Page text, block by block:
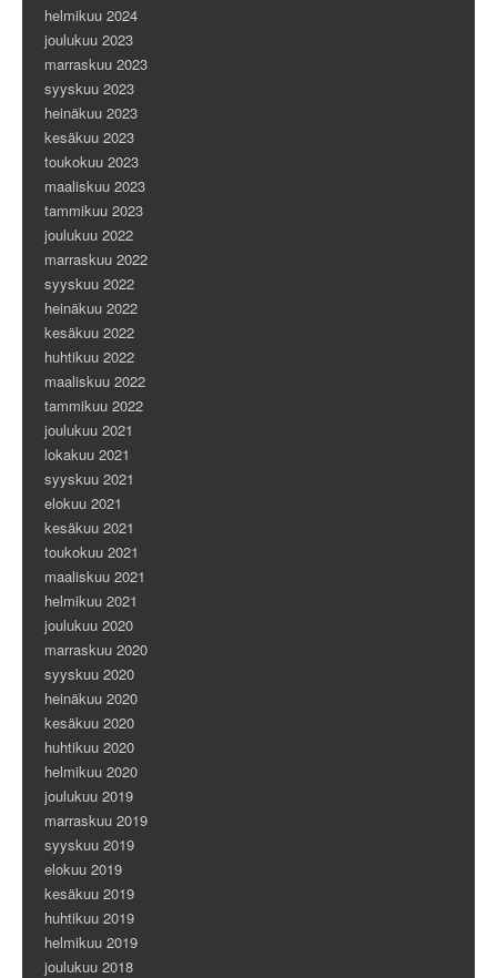
helmikuu 2024
joulukuu 2023
marraskuu 2023
syyskuu 2023
heinäkuu 2023
kesäkuu 2023
toukokuu 2023
maaliskuu 2023
tammikuu 2023
joulukuu 2022
marraskuu 2022
syyskuu 2022
heinäkuu 2022
kesäkuu 2022
huhtikuu 2022
maaliskuu 2022
tammikuu 2022
joulukuu 2021
lokakuu 2021
syyskuu 2021
elokuu 2021
kesäkuu 2021
toukokuu 2021
maaliskuu 2021
helmikuu 2021
joulukuu 2020
marraskuu 2020
syyskuu 2020
heinäkuu 2020
kesäkuu 2020
huhtikuu 2020
helmikuu 2020
joulukuu 2019
marraskuu 2019
syyskuu 2019
elokuu 2019
kesäkuu 2019
huhtikuu 2019
helmikuu 2019
joulukuu 2018